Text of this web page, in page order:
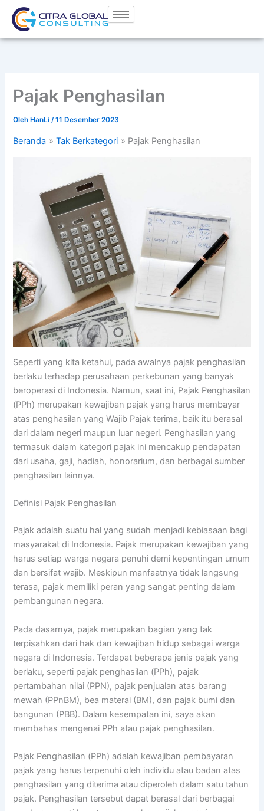
Lewati
konten
Pajak Penghasilan
Oleh HanLi/11 Desember 2023
Beranda Tak Berkategori Pajak Penghasilan
Seperti yang kita ketahui, pada awalnya pajak penghasilan
berlaku terhadap perusahaan perkebunan yang banyak
beroperasi di Indonesia. Namun, saat ini, Pajak Penghasilan
(PPh) merupakan kewajiban pajak yang harus membayar
atas penghasilan yang Wajib Pajak terima, baik itu berasal
dari dalam negeri maupun luar negeri. Penghasilan yang
termasuk dalam kategori pajak ini mencakup pendapatan
dari usaha, gaji, hadiah, honorarium, dan berbagai sumber
penghasilan lainnya.
Definisi Pajak Penghasilan
Pajak adalah suatu hal yang sudah menjadi kebiasaan bagi
masyarakat di Indonesia. Pajak merupakan kewajiban yang
harus setiap warga negara penuhi demi kepentingan umum
dan bersifat wajib. Meskipun manfaatnya tidak langsung
terasa, pajak memiliki peran yang sangat penting dalam
pembangunan negara.
Pada dasarnya, pajak merupakan bagian yang tak
terpisahkan dari hak dan kewajiban hidup sebagai warga
negara di Indonesia. Terdapat beberapa jenis pajak yang
berlaku, seperti pajak penghasilan (PPh), pajak
pertambahan nilai (PPN), pajak penjualan atas barang
mewah (PPnBM), bea materai (BM), dan pajak bumi dan
bangunan (PBB). Dalam kesempatan ini, saya akan
membahas mengenai PPh atau pajak penghasilan.
Pajak Penghasilan (PPh) adalah kewajiban pembayaran
pajak yang harus terpenuhi oleh individu atau badan atas
penghasilan yang diterima atau diperoleh dalam satu tahun
pajak. Penghasilan tersebut dapat berasal dari berbagai